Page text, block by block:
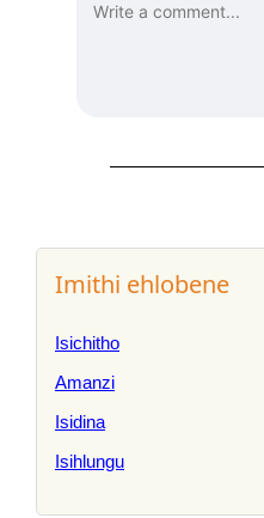
Imithi ehlobene
Isichitho
Amanzi
Isidina
Isihlungu